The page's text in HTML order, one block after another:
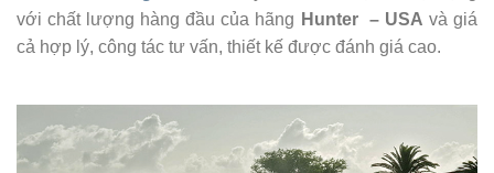
với chất lượng hàng đầu của hãng Hunter – USA và giá
cả hợp lý, công tác tư vấn, thiết kế được đánh giá cao.